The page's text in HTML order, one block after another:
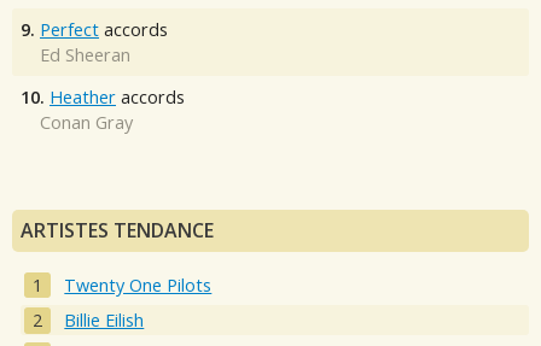
9. Perfect accords
Ed Sheeran
10. Heather accords
Conan Gray
ARTISTES TENDANCE
Twenty One Pilots
Billie Eilish